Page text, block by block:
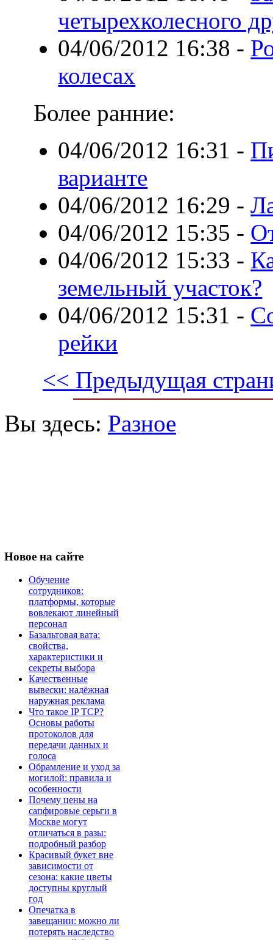
четырехколесного
04/06/2012 16:38 -
колесах
Более ранние:
04/06/2012 16:31 -
варианте
04/06/2012 16:29 -
04/06/2012 15:35 -
04/06/2012 15:33 -
земельный участок?
04/06/2012 15:31 -
рейки
<< Предыдущая
Вы здесь: Разное
Новое на сайте
Обучение
сотрудников:
платформы, которые
вовлекают линейный
персонал
Базальтовая вата:
свойства,
характеристики и
секреты выбора
Качественные
вывески: надёжная
наружная реклама
Что такое IP TCP?
Основы работы
протоколов для
передачи данных и
голоса
Обрамление и уход за
могилой: правила и
особенности
Почему цены на
сапфировые серьги в
Москве могут
отличаться в разы:
подробный разбор
Красивый букет вне
зависимости от
сезона: какие цветы
доступны круглый
год
Опечатка в
завещании: можно ли
потерять наследство